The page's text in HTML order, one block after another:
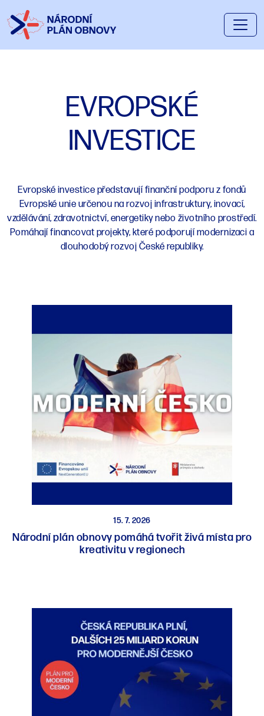
EVROPSKÉ
INVESTICE
Evropské investice představují finanční podporu z fondů
Evropské unie určenou na rozvoj infrastruktury, inovací,
vzdělávání, zdravotnictví, energetiky nebo životního prostředí.
Pomáhají financovat projekty, které podporují modernizaci a
dlouhodobý rozvoj České republiky.
15. 7. 2026
Národní plán obnovy pomáhá tvořit živá místa pro
kreativitu v regionech